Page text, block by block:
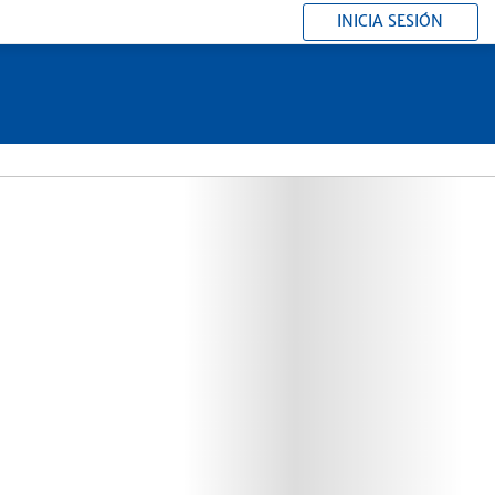
INICIA SESIÓN